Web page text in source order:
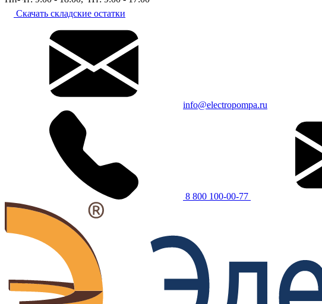
Скачать складские остатки
info@electropompa.ru
8 800 100-00-77